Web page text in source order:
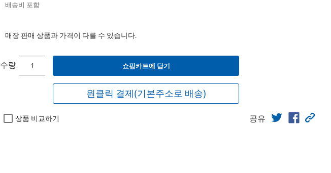
배송비 포함
매장 판매 상품과 가격이 다를 수 있습니다.
수량 쇼핑카트에 담기
원클릭 결제(기본주소로 배송)
상품 비교하기 공유